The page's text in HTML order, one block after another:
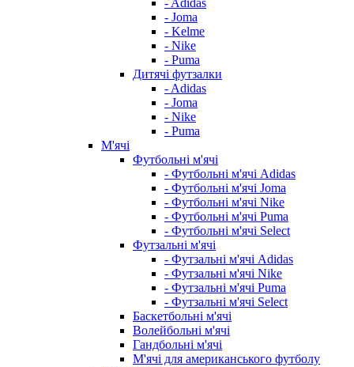
- Adidas
- Joma
- Kelme
- Nike
- Puma
Дитячі футзалки
- Adidas
- Joma
- Nike
- Puma
М'ячі
Футбольні м'ячі
- Футбольні м'ячі Adidas
- Футбольні м'ячі Joma
- Футбольні м'ячі Nike
- Футбольні м'ячі Puma
- Футбольні м'ячі Select
Футзальні м'ячі
- Футзальні м'ячі Adidas
- Футзальні м'ячі Nike
- Футзальні м'ячі Puma
- Футзальні м'ячі Select
Баскетбольні м'ячі
Волейбольні м'ячі
Гандбольні м'ячі
М'ячі для американського футболу